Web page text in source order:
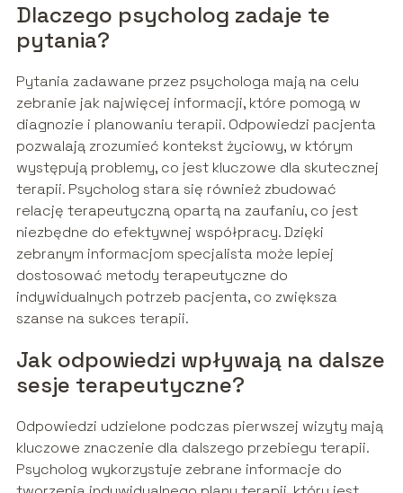
Dlaczego psycholog zadaje te
pytania?
Pytania zadawane przez psychologa mają na celu
zebranie jak najwięcej informacji, które pomogą w
diagnozie i planowaniu terapii. Odpowiedzi pacjenta
pozwalają zrozumieć kontekst życiowy, w którym
występują problemy, co jest kluczowe dla skutecznej
terapii. Psycholog stara się również zbudować
relację terapeutyczną opartą na zaufaniu, co jest
niezbędne do efektywnej współpracy. Dzięki
zebranym informacjom specjalista może lepiej
dostosować metody terapeutyczne do
indywidualnych potrzeb pacjenta, co zwiększa
szanse na sukces terapii.
Jak odpowiedzi wpływają na dalsze
sesje terapeutyczne?
Odpowiedzi udzielone podczas pierwszej wizyty mają
kluczowe znaczenie dla dalszego przebiegu terapii.
Psycholog wykorzystuje zebrane informacje do